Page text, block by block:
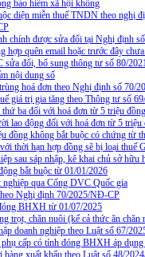
bảo hiểm xã hội không
diện miễn thuế TNDN theo nghị
chính được sửa đổi tại Nghị định
hợp quên email hoặc trước đây
đổi, bổ sung thông tư số 80/
nội dung số
hoá đơn theo Nghị định số 70/
giá trị gia tăng theo Thông tư số
ba đối với hoá đơn từ 5 triệu đồng
lao động đối với hoá đơn từ 5 triệu
đồng không bắt buộc có chứng từ
thời hạn hợp đồng sẽ bị loại thuế
sau sáp nhập, kê khai chủ sở
bắt buộc từ 01/01/2026
nghiệp qua Cổng DVC Quốc gia
Nghị định 70/2025/NĐ-CP
BHXH từ 01/07/2025
trọt, chăn nuôi (kể cả thức ăn
doanh nghiệp theo Luật số 67/
cấp có tính đóng BHXH áp
xuất khẩu theo Luật số 48/